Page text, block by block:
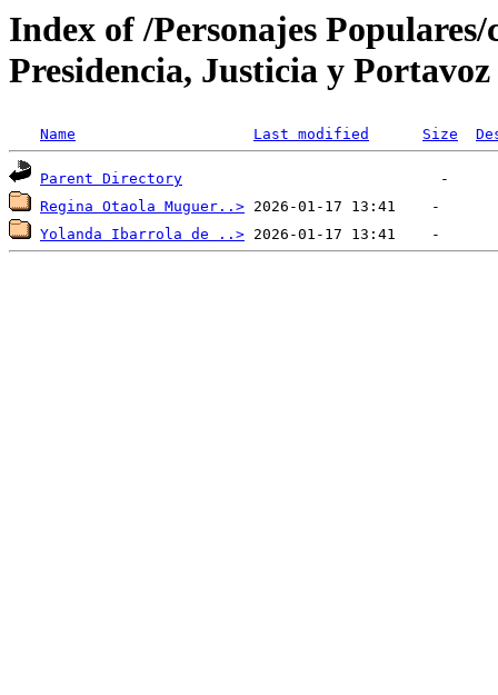
Index of /Personajes
Presidencia, Justicia y
Name Last modified Size
Parent Directory
Regina Otaola Muguer..>
Yolanda Ibarrola de ..>